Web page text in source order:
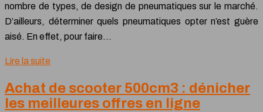
nombre de types, de design de pneumatiques sur le marché.
D’ailleurs, déterminer quels pneumatiques opter n’est guère
aisé. En effet, pour faire…
Lire la suite
Achat de scooter 500cm3 : dénicher
les meilleures offres en ligne